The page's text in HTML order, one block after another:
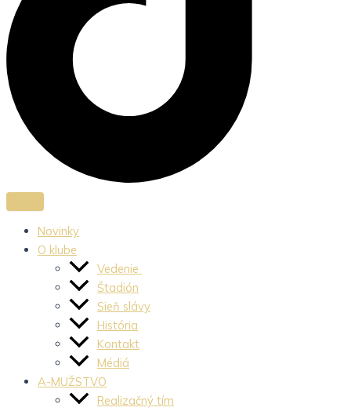
Novinky
O klube
Vedenie
Štadión
Sieň slávy
História
Kontakt
Médiá
A-MUŽSTVO
Realizačný tím